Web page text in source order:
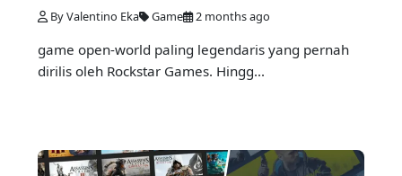
By Valentino Eka Game 2 months ago
game open-world paling legendaris yang pernah
dirilis oleh Rockstar Games. Hingg...